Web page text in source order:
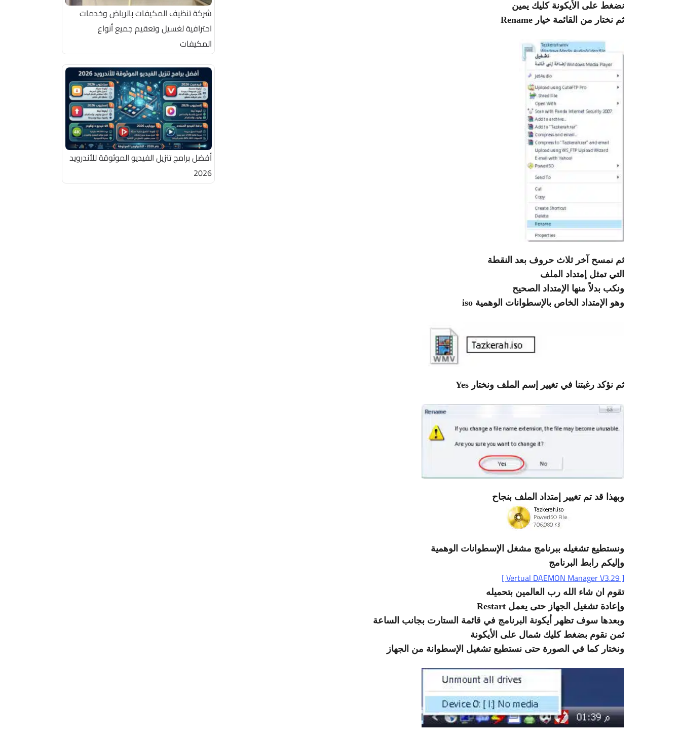
نضغط على الأيكونة كليك يمين
ثم نختار من القائمة خيار Rename
ثم نمسح آخر ثلاث حروف بعد النقطة
التي تمثل إمتداد الملف
ونكب بدلاً منها الإمتداد الصحيح
وهو الإمتداد الخاص بالإسطوانات الوهمية iso
ثم نؤكد رغبتنا في تغيير إسم الملف ونختار Yes
وبهذا قد تم تغيير إمتداد الملف بنجاح
ونستطيع تشغيله ببرنامج مشغل الإسطوانات الوهمية
وإليكم رابط البرنامج
[ Vertual DAEMON Manager V3.29 ]
تقوم ان شاء الله رب العالمين بتحميله
وإعادة تشغيل الجهاز حتى يعمل Restart
وبعدها سوف تظهر أيكونة البرنامج في قائمة الستارت بجانب الساعة
ثمن نقوم بضغط كليك شمال على الأيكونة
ونختار كما في الصورة حتى نستطيع تشغيل الإسطوانة من الجهاز
شركة تنظيف المكيفات بالرياض وخدمات
احترافية لغسيل وتعقيم جميع أنواع
المكيفات
أفضل برامج تنزيل الفيديو الموثوقة للأندرويد
2026